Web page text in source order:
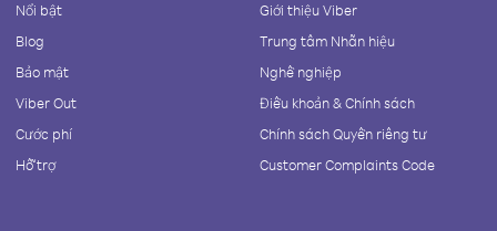
Nổi bật
Blog
Bảo mật
Viber Out
Cước phí
Hỗ trợ
Giới thiệu Viber
Trung tâm Nhãn hiệu
Nghề nghiệp
Điều khoản & Chính sách
Chính sách Quyền riêng tư
Customer Complaints Code